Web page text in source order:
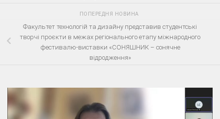
ПОПЕРЕДНЯ НОВИНА
Факультет технологій та дизайну представив студентські
творчі проєкти в межах регіонального етапу міжнародного
фестивалю-виставки «СОНЯШНИК – сонячне
відродження»